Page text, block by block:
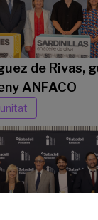
de Rivas,
ANFACO